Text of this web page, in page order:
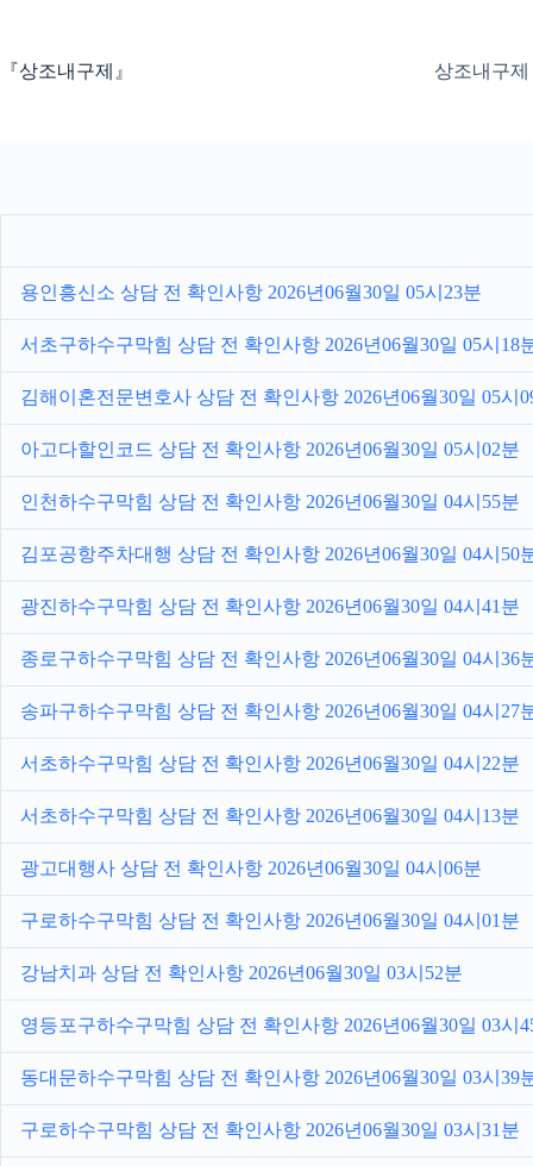
으『상조내구제』 상조내구제
용인흥신소 상담 전 확인사항 2026년06월30일 05시23분
서초구하수구막힘 상담 전 확인사항 2026년06월30일 05시18
김해이혼전문변호사 상담 전 확인사항 2026년06월30일 05시
아고다할인코드 상담 전 확인사항 2026년06월30일 05시02분
인천하수구막힘 상담 전 확인사항 2026년06월30일 04시55분
김포공항주차대행 상담 전 확인사항 2026년06월30일 04시50
광진하수구막힘 상담 전 확인사항 2026년06월30일 04시41분
종로구하수구막힘 상담 전 확인사항 2026년06월30일 04시36
송파구하수구막힘 상담 전 확인사항 2026년06월30일 04시27
서초하수구막힘 상담 전 확인사항 2026년06월30일 04시22분
서초하수구막힘 상담 전 확인사항 2026년06월30일 04시13분
광고대행사 상담 전 확인사항 2026년06월30일 04시06분
구로하수구막힘 상담 전 확인사항 2026년06월30일 04시01분
강남치과 상담 전 확인사항 2026년06월30일 03시52분
영등포구하수구막힘 상담 전 확인사항 2026년06월30일 03시
동대문하수구막힘 상담 전 확인사항 2026년06월30일 03시39
구로하수구막힘 상담 전 확인사항 2026년06월30일 03시31분